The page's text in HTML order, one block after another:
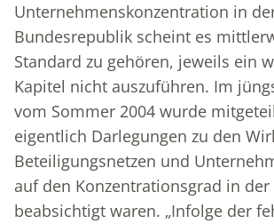
Unternehmenskonzentration in
Bundesrepublik scheint es
Standard zu gehören, jeweils ein
Kapitel nicht auszuführen. Im
vom Sommer 2004 wurde
eigentlich Darlegungen zu den
Beteiligungsnetzen und
auf den Konzentrationsgrad in
beabsichtigt waren. „Infolge der